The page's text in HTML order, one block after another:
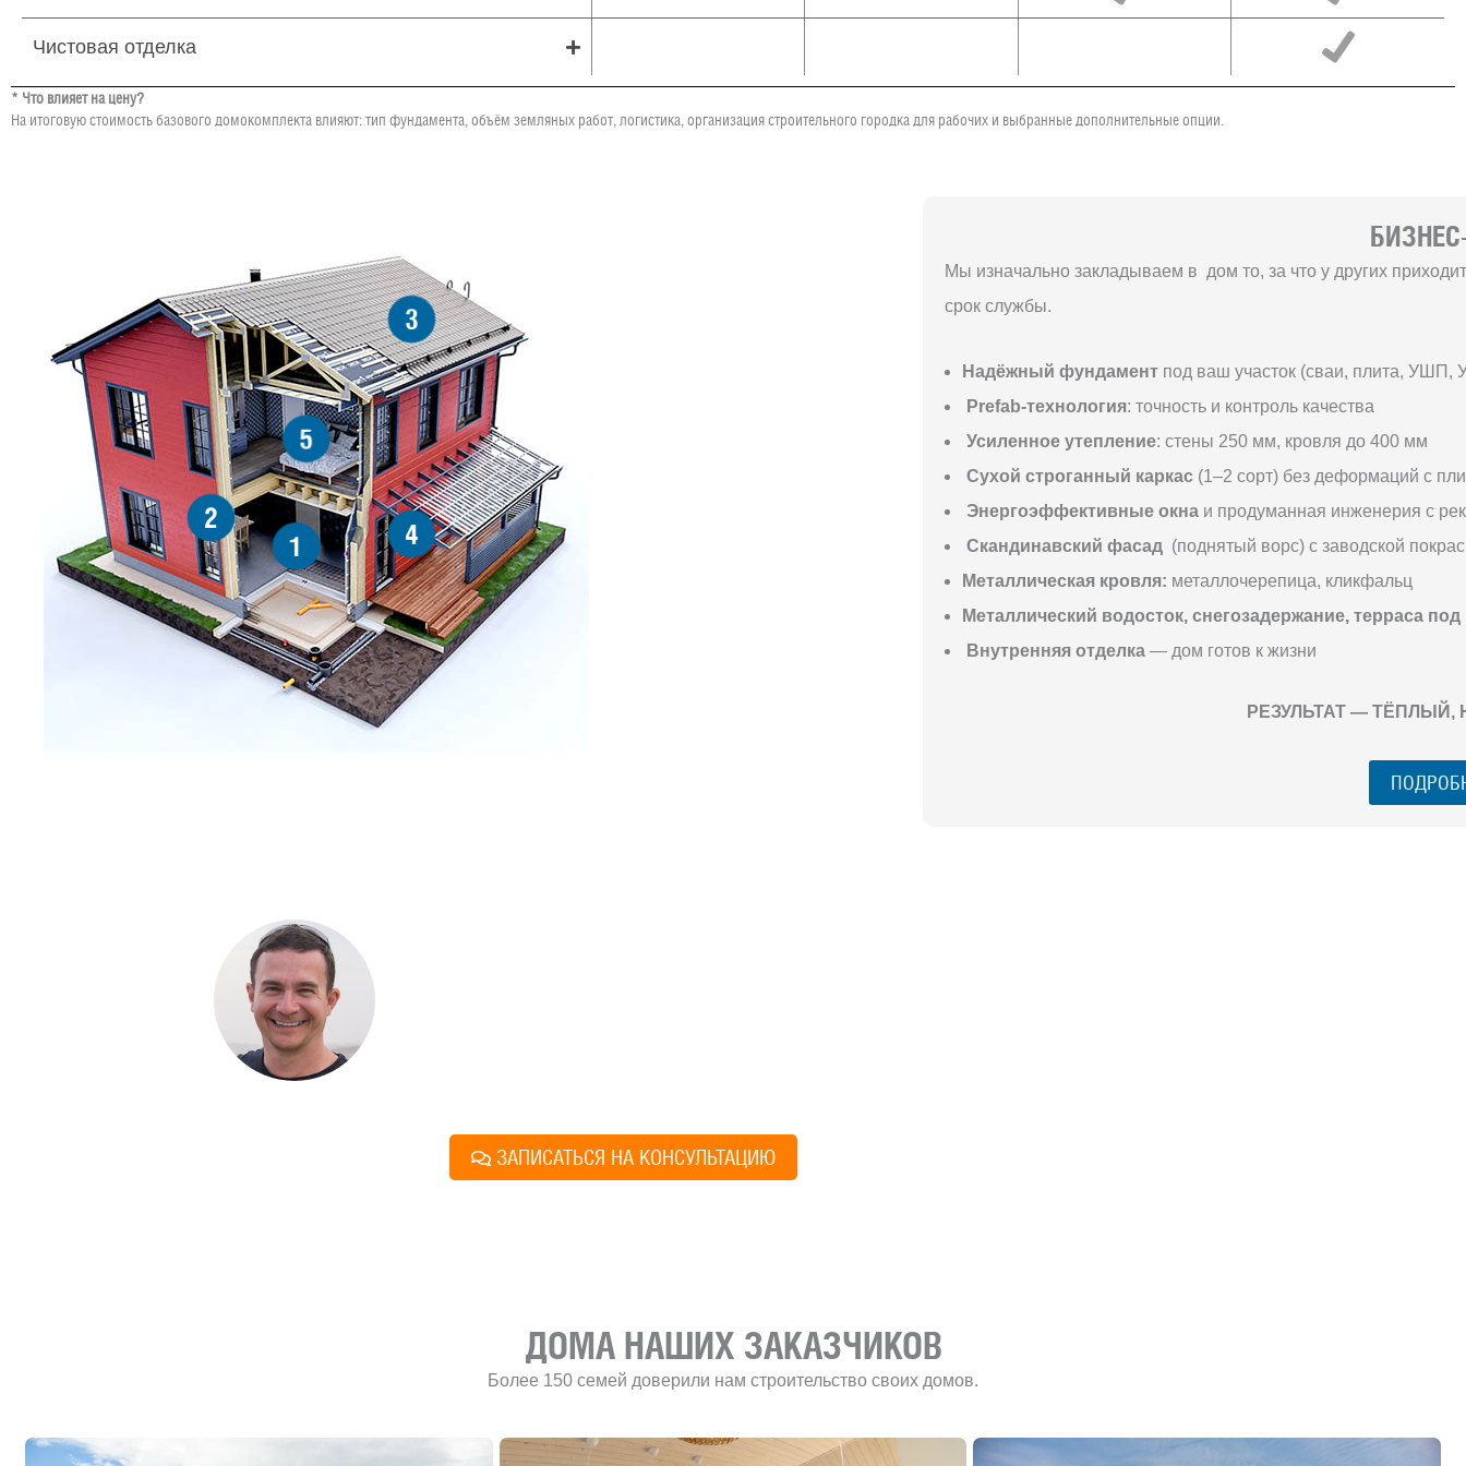
Чистовая отделка
* Что влияет на цену?
На итоговую стоимость базового домокомплекта влияют: тип фундамента, объём земляных работ, логистика, организация строительного городка для рабочих и выбранные дополнительные опции.
1
2
3
4
5
Мы изначально закладываем в дом то, за что у других
срок службы.
Надёжный фундамент под ваш участок (сваи, плита, УШП,
Prefab-технология: точность и контроль качества
Усиленное утепление: стены 250 мм, кровля до 400 мм
Сухой строганный каркас (1–2 сорт) без деформаций с
Энергоэффективные окна и продуманная инженерия с
Скандинавский фасад (поднятый ворс) с заводской
Металлическая кровля: металлочерепица, кликфальц
Металлический водосток, снегозадержание, терраса
Внутренняя отделка — дом готов к жизни
РЕЗУЛЬТАТ —
ЗАПИСАТЬСЯ НА КОНСУЛЬТАЦИЮ
ДОМА НАШИХ ЗАКАЗЧИКОВ
Более 150 семей доверили нам строительство своих домов.